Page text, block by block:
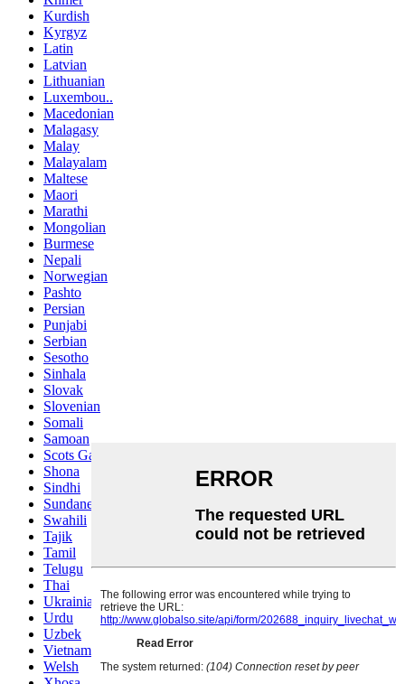
Kurdish
Kyrgyz
Latin
Latvian
Lithuanian
Luxembou..
Macedonian
Malagasy
Malay
Malayalam
Maltese
Maori
Marathi
Mongolian
Burmese
Nepali
Norwegian
Pashto
Persian
Punjabi
Serbian
Sesotho
Sinhala
Slovak
Slovenian
Somali
Samoan
Scots Gaelic
Shona
Sindhi
Sundanese
Swahili
Tajik
Tamil
Telugu
Thai
Ukrainian
Urdu
Uzbek
Vietnamese
Welsh